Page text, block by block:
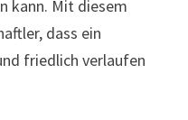
kann. Mit diesem
dass ein
friedlich verlaufen